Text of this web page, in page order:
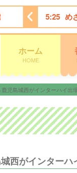
ピング 5:25 め
ホーム
HOME
鹿児島城西がインターハイ
城西がインター